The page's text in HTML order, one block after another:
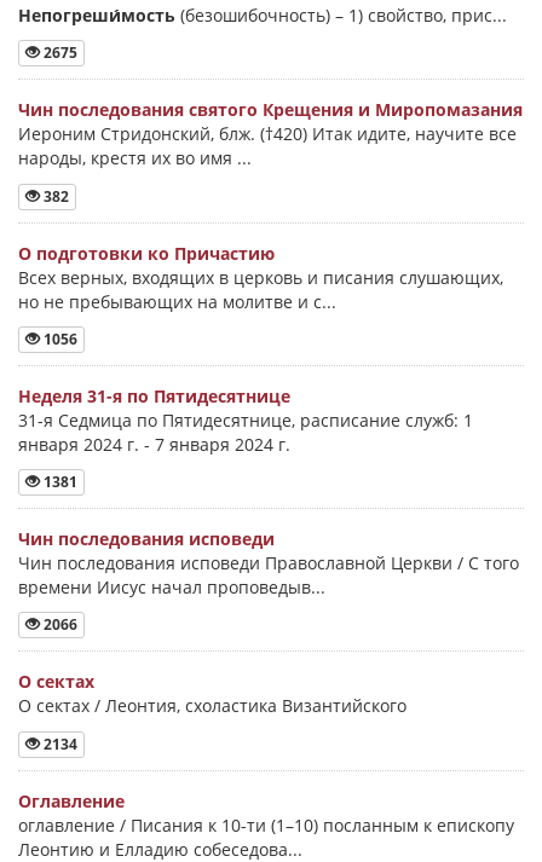
Непогреши́мость (безошибочность) – 1) свойство, прис...
2675
Чин последования святого Крещения и Миропомазания
Иероним Стридонский, блж. (†420) Итак идите, научите все
народы, крестя их во имя ...
382
О подготовки ко Причастию
Всех верных, входящих в церковь и писания слушающих,
но не пребывающих на молитве и с...
1056
Неделя 31-я по Пятидесятнице
31-я Седмица по Пятидесятнице, расписание служб: 1
января 2024 г. - 7 января 2024 г.
1381
Чин последования исповеди
Чин последования исповеди Православной Церкви / С того
времени Иисус начал проповедыв...
2066
О сектах
О сектах / Леонтия, схоластика Византийского
2134
Оглавление
оглавление / Писания к 10-ти (1–10) посланным к епископу
Леонтию и Елладию собеседова...